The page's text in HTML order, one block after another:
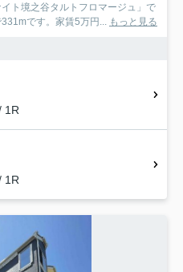
ト境之谷タルトフロマージュ」で
です。家賃5万円... もっと見る
1R
1R